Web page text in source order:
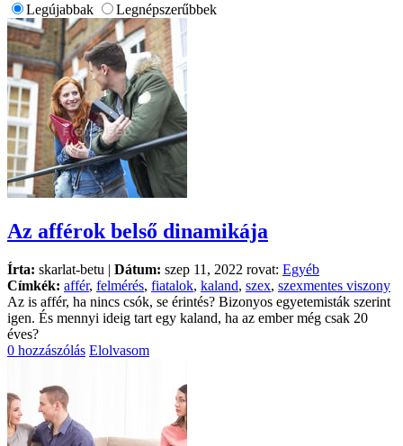
Legújabbak Legnépszerűbbek
Az afférok belső dinamikája
Írta: skarlat-betu | Dátum: szep 11, 2022 rovat: Egyéb
Címkék: affér, felmérés, fiatalok, kaland, szex, szexmentes viszony
Az is affér, ha nincs csók, se érintés? Bizonyos egyetemisták szerint
igen. És mennyi ideig tart egy kaland, ha az ember még csak 20
éves?
0 hozzászólás Elolvasom